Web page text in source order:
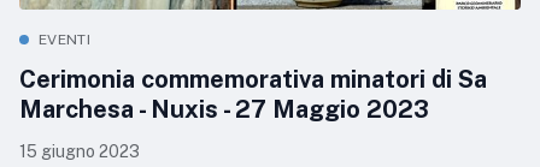
EVENTI
Cerimonia commemorativa minatori di Sa
Marchesa - Nuxis - 27 Maggio 2023
15 giugno 2023